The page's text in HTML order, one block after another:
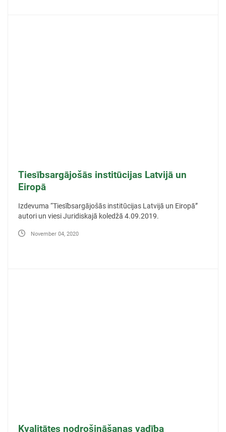
Tiesībsargājošās institūcijas Latvijā un
Eiropā
Izdevuma “Tiesībsargājošās institūcijas Latvijā un Eiropā”
autori un viesi Juridiskajā koledžā 4.09.2019.
November 04, 2020
Kvalitātes nodrošināšanas vadība